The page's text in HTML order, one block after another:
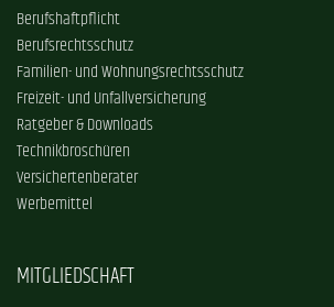
Berufshaftpflicht
Berufsrechtsschutz
Familien- und Wohnungsrechtsschutz
Freizeit- und Unfallversicherung
Ratgeber & Downloads
Technikbroschüren
Versichertenberater
Werbemittel
MITGLIEDSCHAFT